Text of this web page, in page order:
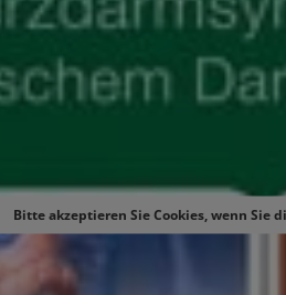
Bitte akzeptieren Sie Cookies, wenn Sie